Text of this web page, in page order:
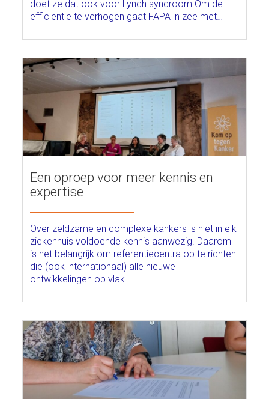
doet ze dat ook voor Lynch syndroom.Om de
efficiëntie te verhogen gaat FAPA in zee met…
Een oproep voor meer kennis en
expertise
Over zeldzame en complexe kankers is niet in elk
ziekenhuis voldoende kennis aanwezig. Daarom
is het belangrijk om referentiecentra op te richten
die (ook internationaal) alle nieuwe
ontwikkelingen op vlak…